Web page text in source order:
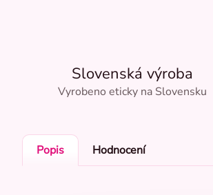
Slovenská výroba
Vyrobeno eticky na Slovensku
Popis
Hodnocení